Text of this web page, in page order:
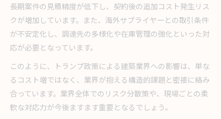
トランプ影響の下で建築業界が取るべきコスト
戦略
今後の建築動向についてコスト面からの考察
トランプの影響で変わる建築計画の未来
トランプ影響で変わる建築計画の未来像を展望
建築業界が迎えるトランプ建築政策の新たな局
面
今後の建築動向について計画面から徹底分析
長期案件の見積精度が低下し、契約後の追加コスト発生リス
クが増加しています。また、海外サプライヤーとの取引条件
が不安定化し、調達先の多様化や在庫管理の強化といった対
応が必要となっています。
このように、トランプ政策による建築業界への影響は、単な
るコスト増ではなく、業界が抱える構造的課題と密接に絡み
合っています。業界全体でのリスク分散策や、現場ごとの柔
軟な対応力が今後ますます重要となるでしょう。